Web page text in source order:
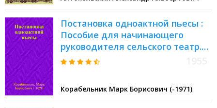
Постановка одноактной пьесы :
Пособие для начинающего
руководителя сельского театр.
коллектива худож.
Корабельник Марк Борисович (-1971)